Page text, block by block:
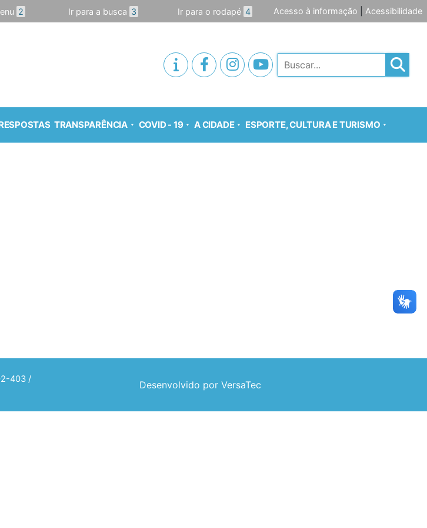
2 Ir para a busca 3 Ir para o rodapé 4 Acesso à informação Acessibilidade
Pesquisar
TRANSPARÊNCIA COVID - 19 A CIDADE ESPORTE, CULTURA E TURISMO
403 /
Desenvolvido por VersaTec